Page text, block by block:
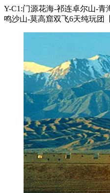
Y-C1:门源花海-祁连卓尔山-
鸣沙山-莫高窟双飞6天纯玩团